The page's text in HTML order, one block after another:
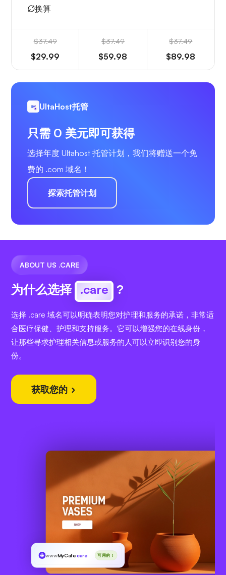
换算
$37.49
$29.99
$37.49
$59.98
$37.49
$89.98
UltaHost托管
只需 0 美元即可获得
选择年度 Ultahost 托管计划，我们将赠送一个免
费的 .com 域名！
探索托管计划
ABOUT US .CARE
为什么选择 .care ?
选择 .care 域名可以明确表明您对护理和服务的承诺，非常适
合医疗保健、护理和支持服务。它可以增强您的在线身份，
让那些寻求护理相关信息或服务的人可以立即识别您的身
份。
获取您的
wwwMyCafe.care 可用的！